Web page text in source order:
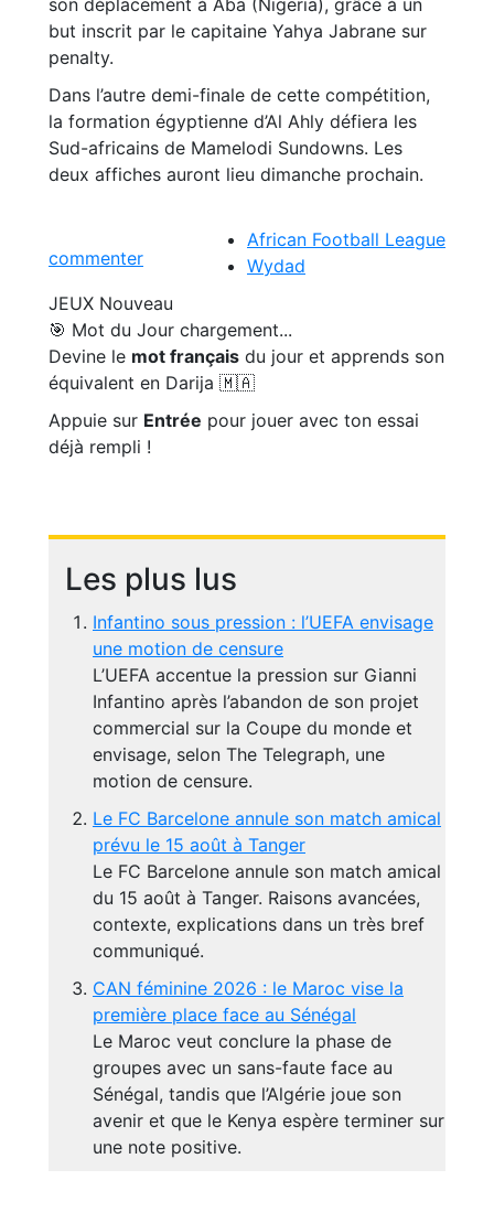
son déplacement à Aba (Nigeria), grâce à un
but inscrit par le capitaine Yahya Jabrane sur
penalty.
Dans l’autre demi-finale de cette compétition,
la formation égyptienne d’Al Ahly défiera les
Sud-africains de Mamelodi Sundowns. Les
deux affiches auront lieu dimanche prochain.
commenter
African Football League
Wydad
JEUX Nouveau
🎯 Mot du Jour chargement...
Devine le mot français du jour et apprends son
équivalent en Darija 🇲🇦
Appuie sur Entrée pour jouer avec ton essai
déjà rempli !
Les plus lus
Infantino sous pression : l’UEFA envisage
une motion de censure
L’UEFA accentue la pression sur Gianni
Infantino après l’abandon de son projet
commercial sur la Coupe du monde et
envisage, selon The Telegraph, une
motion de censure.
Le FC Barcelone annule son match amical
prévu le 15 août à Tanger
Le FC Barcelone annule son match amical
du 15 août à Tanger. Raisons avancées,
contexte, explications dans un très bref
communiqué.
CAN féminine 2026 : le Maroc vise la
première place face au Sénégal
Le Maroc veut conclure la phase de
groupes avec un sans-faute face au
Sénégal, tandis que l’Algérie joue son
avenir et que le Kenya espère terminer sur
une note positive.